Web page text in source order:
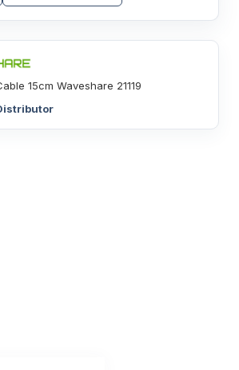
15cm Waveshare 21119